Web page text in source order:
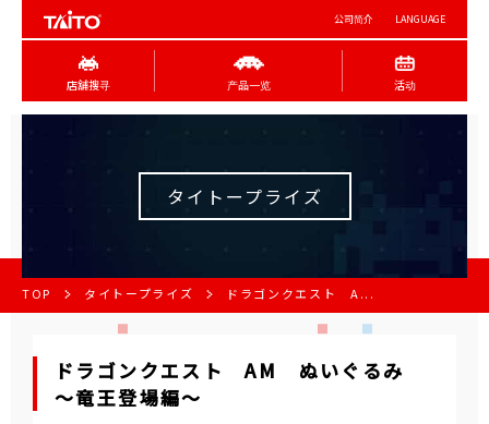
公司简介 LANGUAGE
店舖搜寻 产品一览 活动
タイトープライズ
TOP タイトープライズ ドラゴンクエスト A...
ドラゴンクエスト AM ぬいぐるみ
～竜王登場編～